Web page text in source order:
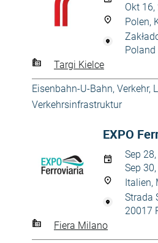
Okt 16,
Polen,
Poland
Targi Kielce
Eisenbahn-U-Bahn, Verkehr,
Verkehrsinfrastruktur
EXPO
Sep
Sep
Italien,
Strada
20017
Fiera Milano